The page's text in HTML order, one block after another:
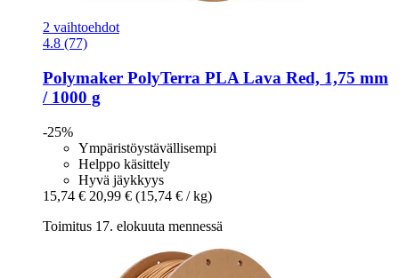
2 vaihtoehdot
4.8 (77)
Polymaker PolyTerra PLA Lava Red, 1,75 mm
/ 1000 g
-25%
Ympäristöystävällisempi
Helppo käsittely
Hyvä jäykkyys
15,74 € 20,99 € (15,74 € / kg)
Toimitus 17. elokuuta mennessä